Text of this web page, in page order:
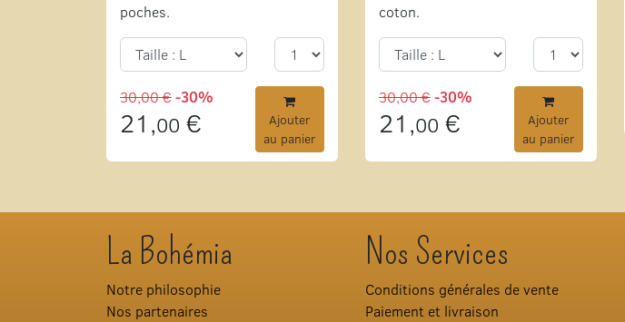
poches.
30,00 €-30%
21,00 €
Ajouter
au panier
coton.
30,00 €-30%
21,00 €
Ajouter
au panier
La Bohémia
Notre philosophie
Nos partenaires
Nos Services
Conditions générales de vente
Paiement et livraison